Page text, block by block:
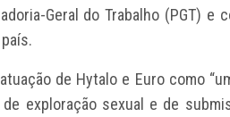
Geral do Trabalho (PGT) e
de Hytalo e Euro como
exploração sexual e de